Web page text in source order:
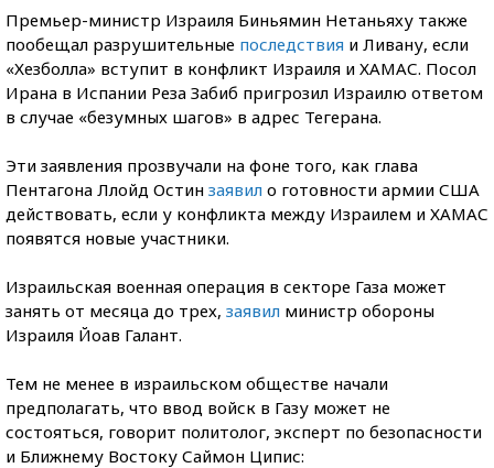
Премьер-министр Израиля Биньямин Нетаньяху также
пообещал разрушительные последствия и Ливану, если
«Хезболла» вступит в конфликт Израиля и ХАМАС. Посол
Ирана в Испании Реза Забиб пригрозил Израилю ответом
в случае «безумных шагов» в адрес Тегерана.
Эти заявления прозвучали на фоне того, как глава
Пентагона Ллойд Остин заявил о готовности армии США
действовать, если у конфликта между Израилем и ХАМАС
появятся новые участники.
Израильская военная операция в секторе Газа может
занять от месяца до трех, заявил министр обороны
Израиля Йоав Галант.
Тем не менее в израильском обществе начали
предполагать, что ввод войск в Газу может не
состояться, говорит политолог, эксперт по безопасности
и Ближнему Востоку Саймон Ципис: